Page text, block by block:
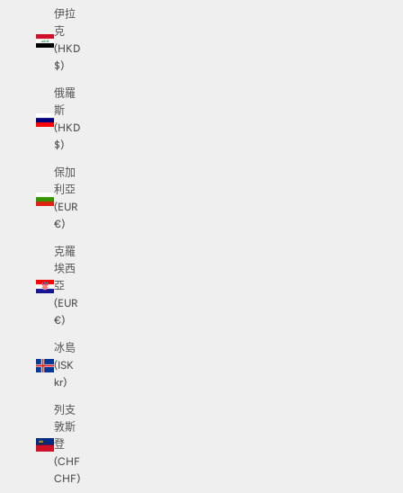
伊拉
克
(HKD
$)
俄羅
斯
(HKD
$)
保加
利亞
(EUR
€)
克羅
埃西
亞
(EUR
€)
冰島
(ISK
kr)
列支
敦斯
登
(CHF
CHF)